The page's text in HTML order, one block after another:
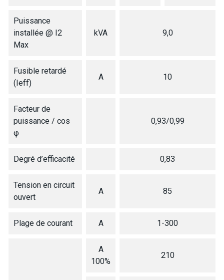
Puissance
installée @ I2
Max
kVA 9,0
Fusible retardé
(Ieff)
A 10
Facteur de
puissance / cos
φ
0,93/0,99
Degré d’efficacité 0,83
Tension en circuit
ouvert
A 85
Plage de courant A 1-300
A
100%
210